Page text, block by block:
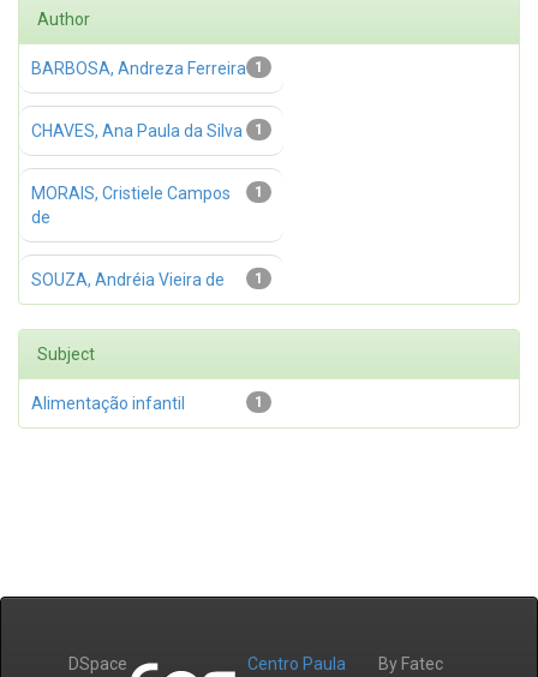
Author
1
BARBOSA, Andreza Ferreira
1
CHAVES, Ana Paula da Silva
1
MORAIS, Cristiele Campos
de
1
SOUZA, Andréia Vieira de
Subject
1
Alimentação infantil
DSpace
Centro Paula
By Fatec